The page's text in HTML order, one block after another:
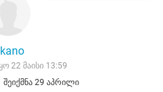
22 მაისი 13:59
შეიქმნა 29 აპრილი